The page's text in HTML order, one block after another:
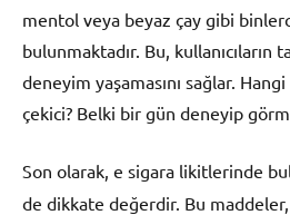
mentol veya beyaz çay gibi
bulunmaktadır. Bu, kullanıcıların
deneyim yaşamasını sağlar.
çekici? Belki bir gün deneyip
Son olarak, e sigara likitlerinde
de dikkate değerdir. Bu